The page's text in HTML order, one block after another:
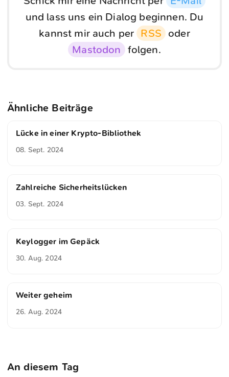
und lass uns ein Dialog beginnen. Du
kannst mir auch per RSS oder
Mastodon folgen.
Ähnliche Beiträge
Lücke in einer Krypto-Bibliothek
08. Sept. 2024
Zahlreiche Sicherheitslücken
03. Sept. 2024
Keylogger im Gepäck
30. Aug. 2024
Weiter geheim
26. Aug. 2024
An diesem Tag